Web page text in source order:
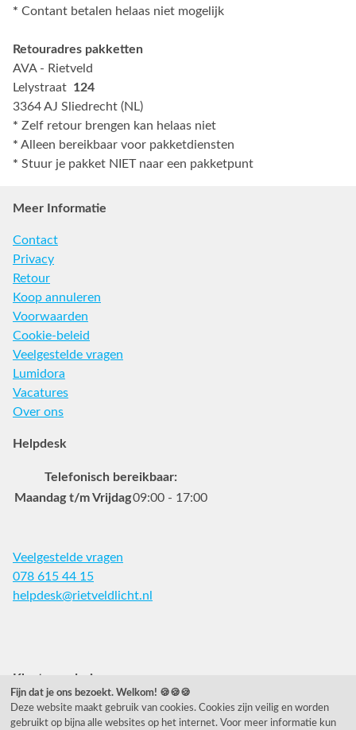
* Contant betalen helaas niet mogelijk
Retouradres pakketten
AVA - Rietveld
Lelystraat 124
3364 AJ Sliedrecht (NL)
* Zelf retour brengen kan helaas niet
* Alleen bereikbaar voor pakketdiensten
* Stuur je pakket NIET naar een pakketpunt
Meer Informatie
Contact
Privacy
Retour
Koop annuleren
Voorwaarden
Cookie-beleid
Veelgestelde vragen
Lumidora
Vacatures
Over ons
Helpdesk
Telefonisch bereikbaar:
Maandag t/m Vrijdag09:00 - 17:00
Veelgestelde vragen
078 615 44 15
helpdesk@rietveldlicht.nl
Klantwaardering
"Zeer goed" - eKomi.nl
Fijn dat je ons bezoekt. Welkom! 🍪🍪🍪
Deze website maakt gebruik van cookies. Cookies zijn veilig en worden
gebruikt op bijna alle websites op het internet. Voor meer informatie kun